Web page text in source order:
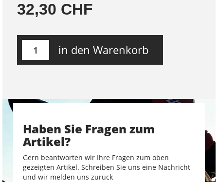
32,30 CHF
in den Warenkorb
Haben Sie Fragen zum
Artikel?
Gern beantworten wir Ihre Fragen zum oben
gezeigten Artikel. Schreiben Sie uns eine Nachricht
und wir melden uns zurück